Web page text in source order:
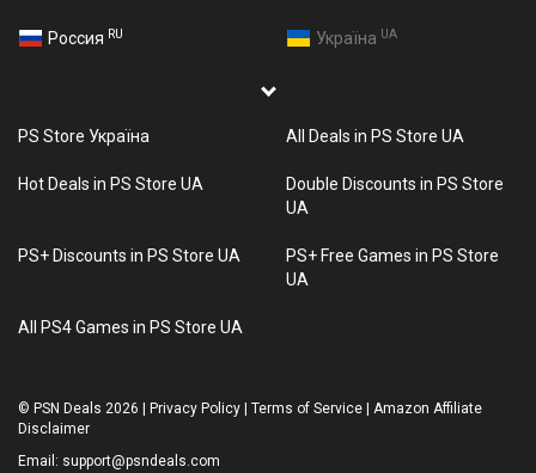
Россия RU Україна UA
PS Store Україна All Deals in PS Store UA
Hot Deals in PS Store UA
Double Discounts in PS Store
UA
PS+ Discounts in PS Store UA
PS+ Free Games in PS Store
UA
All PS4 Games in PS Store UA
© PSN Deals 2026 Privacy Policy Terms of Service
Amazon Affiliate
Disclaimer
Email: support@psndeals.com